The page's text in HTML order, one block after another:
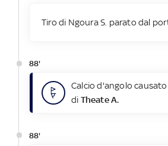
Tiro di Ngoura S. parato dal
88'
Calcio d'angolo
di Theate A.
88'